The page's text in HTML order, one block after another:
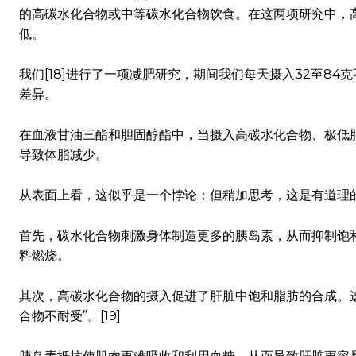
的高碳水化合物或中等碳水化合物饮食。在这两项研究中
低。
我们[18]进行了一项减肥研究，期间我们每天摄入32至84
差异。
在血液甘油三酯和胆固醇酯中，当摄入高碳水化合物、极
导致体脂减少。
从表面上看，这似乎是一个悖论；但稍加思考，这是有道
首先，碳水化合物刺激身体制造更多的胰岛素，从而抑制
料燃烧。
其次，高碳水化合物的摄入促进了肝脏中饱和脂肪的合成
合物不耐受”。[19]